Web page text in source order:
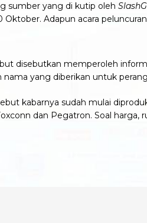
sumber yang di kutip oleh
Adapun acara
disebutkan memperoleh
yang diberikan untuk
kabarnya sudah mulai
dan Pegatron. Soal